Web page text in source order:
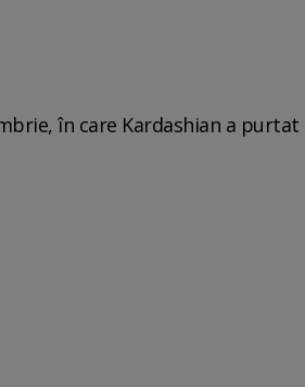
în care Kardashian a purtat